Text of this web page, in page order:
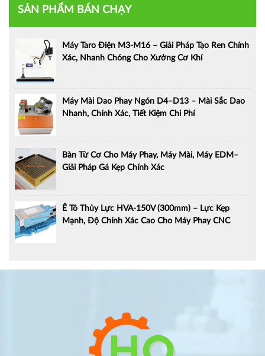
SẢN PHẨM BÁN CHẠY
Máy Taro Điện M3-M16 – Giải Pháp Tạo Ren Chính
Xác, Nhanh Chóng Cho Xưởng Cơ Khí
Máy Mài Dao Phay Ngón D4–D13 – Mài Sắc Dao
Nhanh, Chính Xác, Tiết Kiệm Chi Phí
Bàn Từ Cơ Cho Máy Phay, Máy Mài, Máy EDM–
Giải Pháp Gá Kẹp Chính Xác
Ê Tô Thủy Lực HVA-150V (300mm) – Lực Kẹp
Mạnh, Độ Chính Xác Cao Cho Máy Phay CNC